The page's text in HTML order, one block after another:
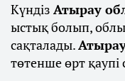
Күндіз Атырау
ыстық болып,
сақталады.
төтенше өрт қаупі